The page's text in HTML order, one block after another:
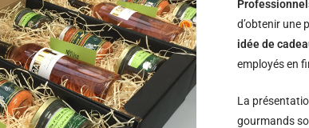
d’obtenir une
idée de
employés en
La
gourmands